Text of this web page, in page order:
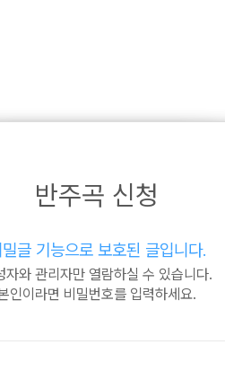
반주곡 신청
글 기능으로 보호된 글입니다.
자와 관리자만 열람하실 수 있습니다.
인이라면 비밀번호를 입력하세요.